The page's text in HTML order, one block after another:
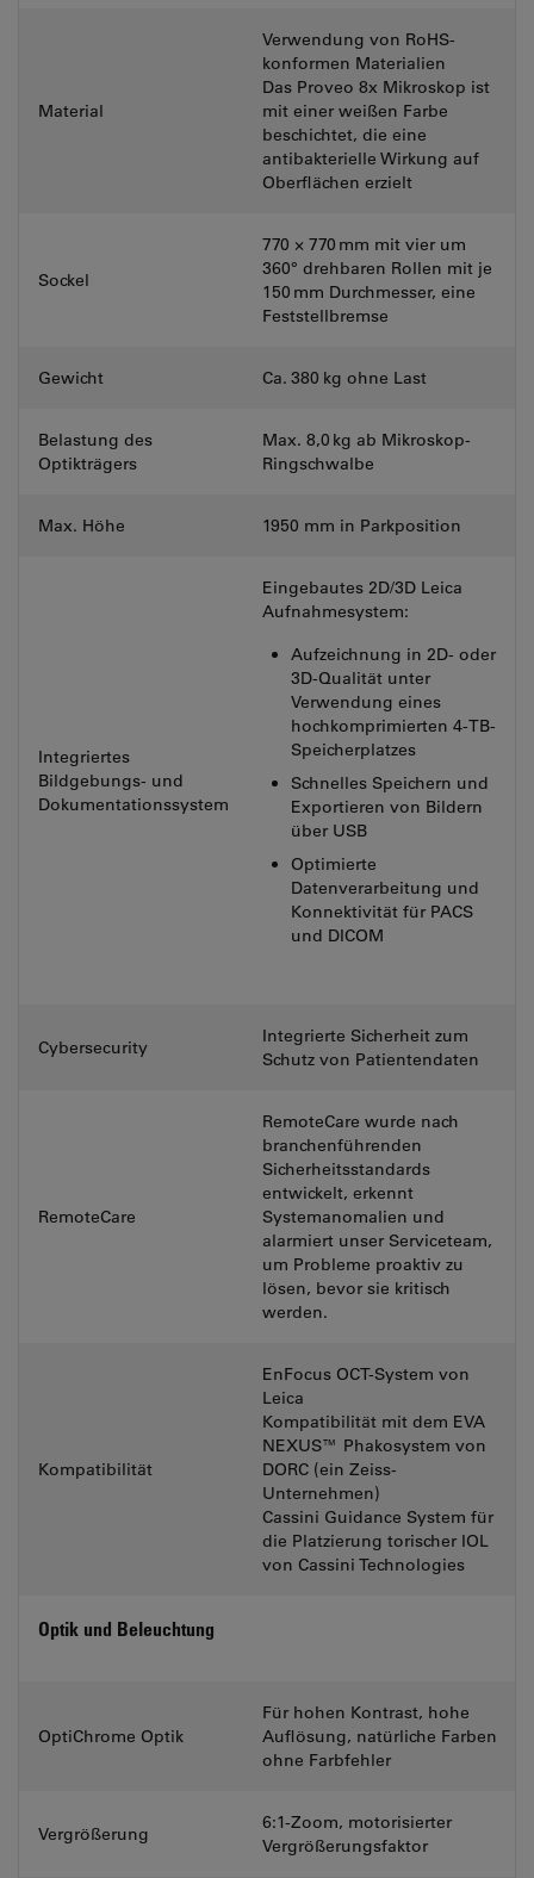
Material
Verwendung von RoHS-
konformen Materialien
Das Proveo 8x Mikroskop ist
mit einer weißen Farbe
beschichtet, die eine
antibakterielle Wirkung auf
Oberflächen erzielt
Sockel
770 × 770 mm mit vier um
360° drehbaren Rollen mit je
150 mm Durchmesser, eine
Feststellbremse
Gewicht Ca. 380 kg ohne Last
Belastung des
Optikträgers
Max. 8,0 kg ab Mikroskop-
Ringschwalbe
Max. Höhe 1950 mm in Parkposition
Integriertes
Bildgebungs- und
Dokumentationssystem
Eingebautes 2D/3D Leica
Aufnahmesystem:
Aufzeichnung in 2D- oder
3D-Qualität unter
Verwendung eines
hochkomprimierten 4-TB-
Speicherplatzes
Schnelles Speichern und
Exportieren von Bildern
über USB
Optimierte
Datenverarbeitung und
Konnektivität für PACS
und DICOM
Cybersecurity
Integrierte Sicherheit zum
Schutz von Patientendaten
RemoteCare
RemoteCare wurde nach
branchenführenden
Sicherheitsstandards
entwickelt, erkennt
Systemanomalien und
alarmiert unser Serviceteam,
um Probleme proaktiv zu
lösen, bevor sie kritisch
werden.
Kompatibilität
EnFocus OCT-System von
Leica
Kompatibilität mit dem EVA
NEXUS™ Phakosystem von
DORC (ein Zeiss-
Unternehmen)
Cassini Guidance System für
die Platzierung torischer IOL
von Cassini Technologies
Optik und Beleuchtung
OptiChrome Optik
Für hohen Kontrast, hohe
Auflösung, natürliche Farben
ohne Farbfehler
Vergrößerung
6:1-Zoom, motorisierter
Vergrößerungsfaktor